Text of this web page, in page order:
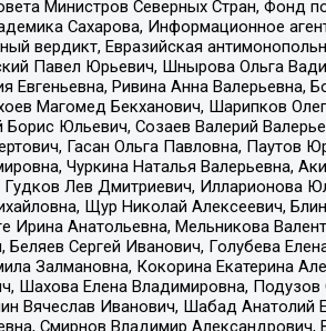
Министров Северных Стран, Фонд
Сахарова, Информационное
вердикт, Евразийская
Павел Юрьевич, Шнырова Ольга
Евгеньевна, Ривина Анна Валерьевна,
Магомед Бекханович, Шарипков Олег
Юльевич, Созаев Валерий
Гасан Ольга Павловна, Паутов
Чуркина Наталья Валерьевна,
Гудков Лев Дмитриевич, Илларионова
Щур Николай Алексеевич,
Ирина Анатольевна, Мельникова
Сергей Иванович, Голубева
Залмановна, Кокорина Екатерина
Шахова Елена Владимировна, Подузов
Вячеслав Иванович, Шабад Анатолий
Смирнов Владимир Александрович,